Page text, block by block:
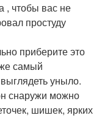
, чтобы вас не
простуду
приберите это
самый
уныло.
снаружи можно
шишек, ярких